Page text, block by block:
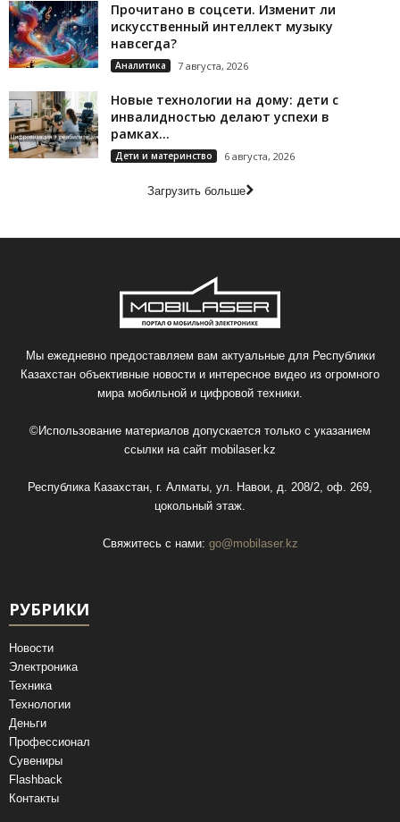
Прочитано в соцсети. Изменит ли
искусственный интеллект музыку
навсегда?
Аналитика 7 августа, 2026
Новые технологии на дому: дети с
инвалидностью делают успехи в
рамках...
Дети и материнство 6 августа, 2026
Загрузить больше
Мы ежедневно предоставляем вам актуальные для Республики
Казахстан объективные новости и интересное видео из огромного
мира мобильной и цифровой техники.
©Использование материалов допускается только с указанием
ссылки на сайт mobilaser.kz
Республика Казахстан, г. Алматы, ул. Навои, д. 208/2, оф. 269,
цокольный этаж.
Свяжитесь с нами: go@mobilaser.kz
РУБРИКИ
Новости
Электроника
Техника
Технологии
Деньги
Профессионал
Сувениры
Flashback
Контакты